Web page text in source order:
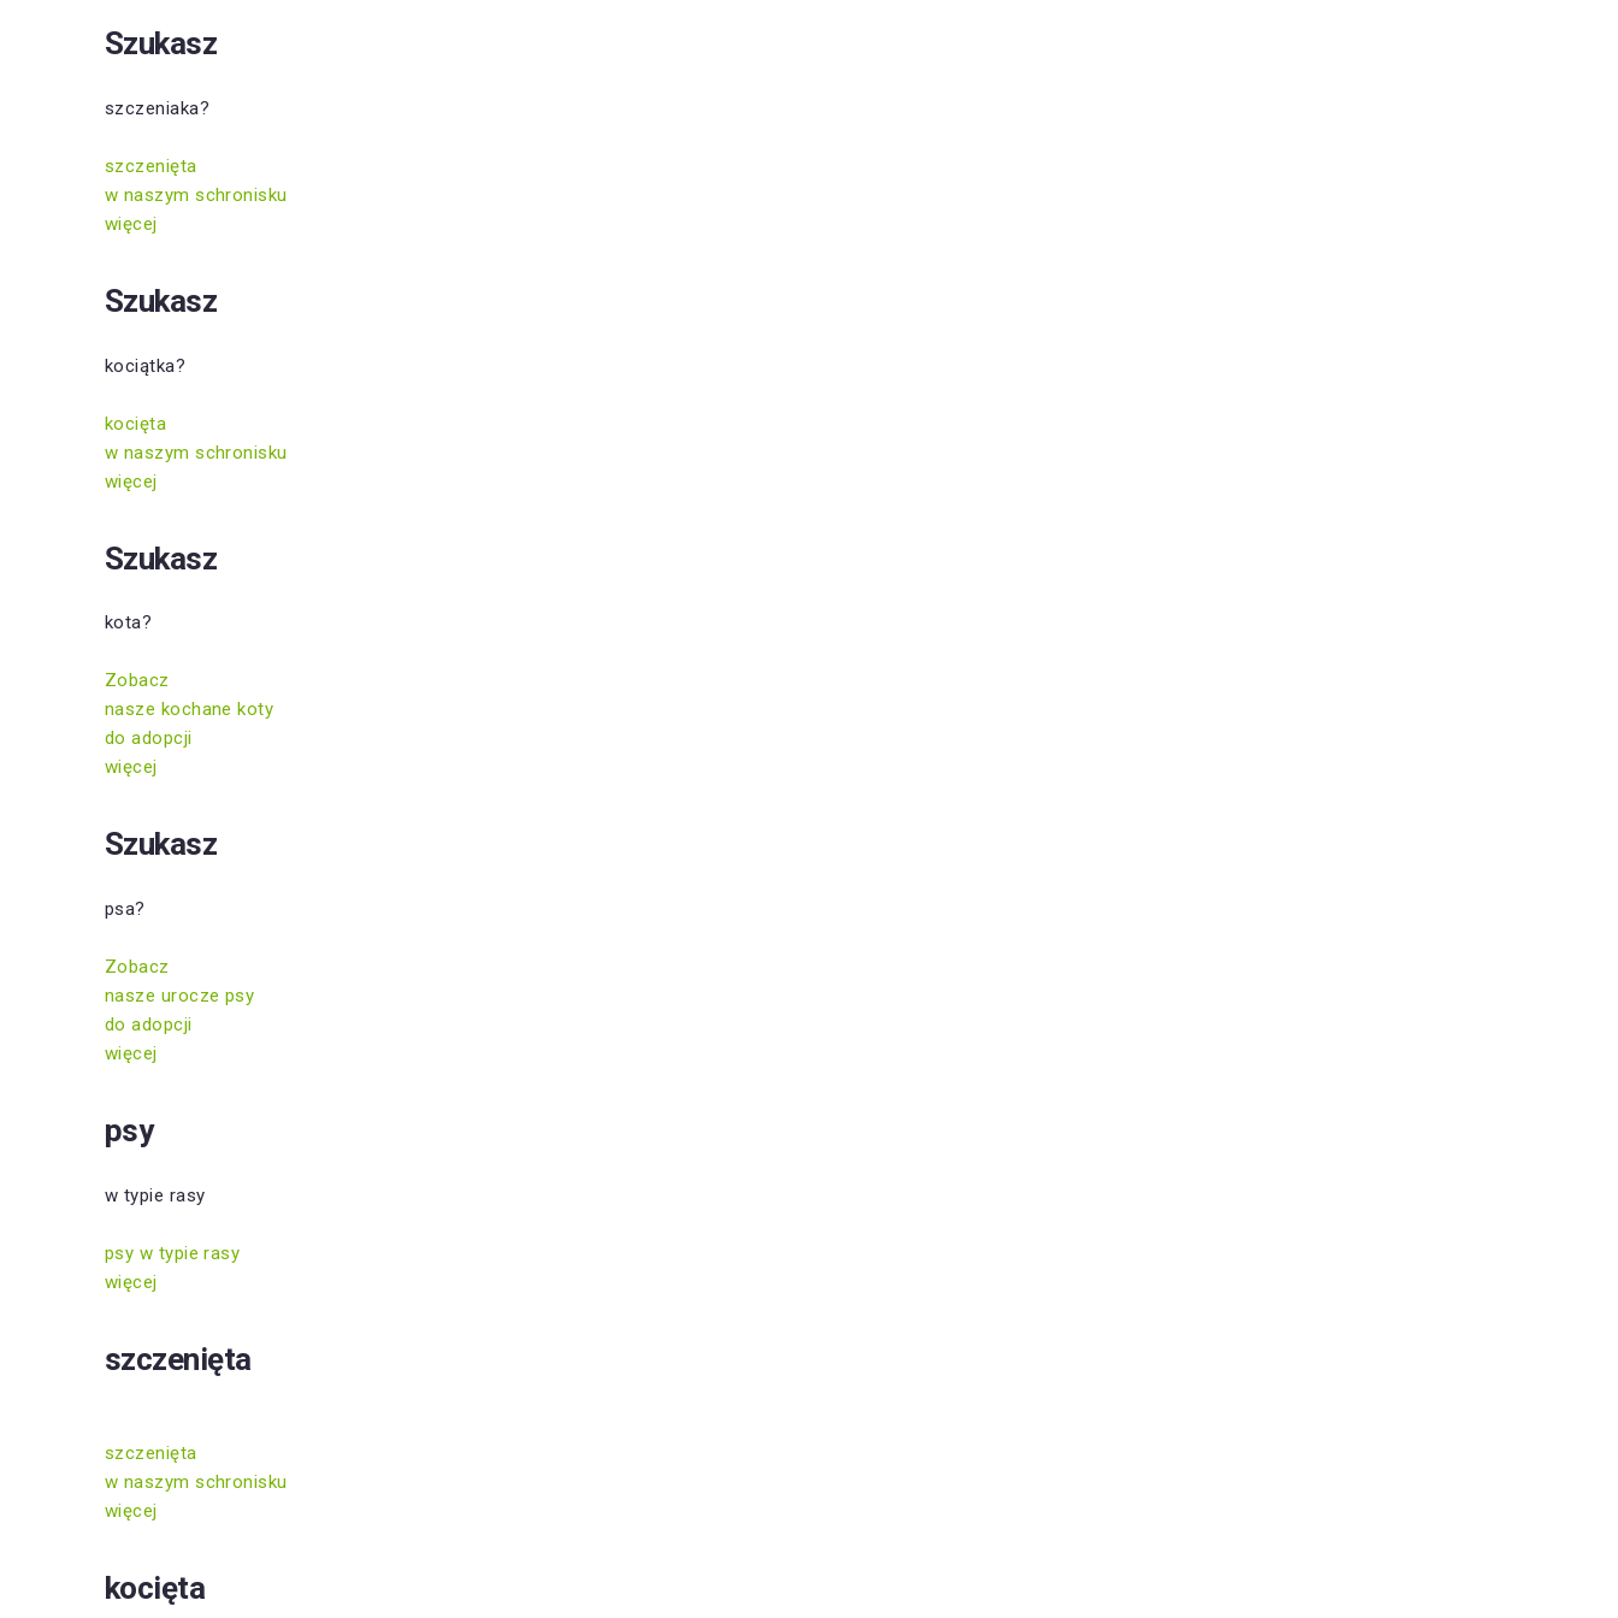
Szukasz
szczeniaka?
szczenięta
w naszym schronisku
więcej
Szukasz
kociątka?
kocięta
w naszym schronisku
więcej
Szukasz
kota?
Zobacz
nasze kochane koty
do adopcji
więcej
Szukasz
psa?
Zobacz
nasze urocze psy
do adopcji
więcej
psy
w typie rasy
psy w typie rasy
więcej
szczenięta
szczenięta
w naszym schronisku
więcej
kocięta